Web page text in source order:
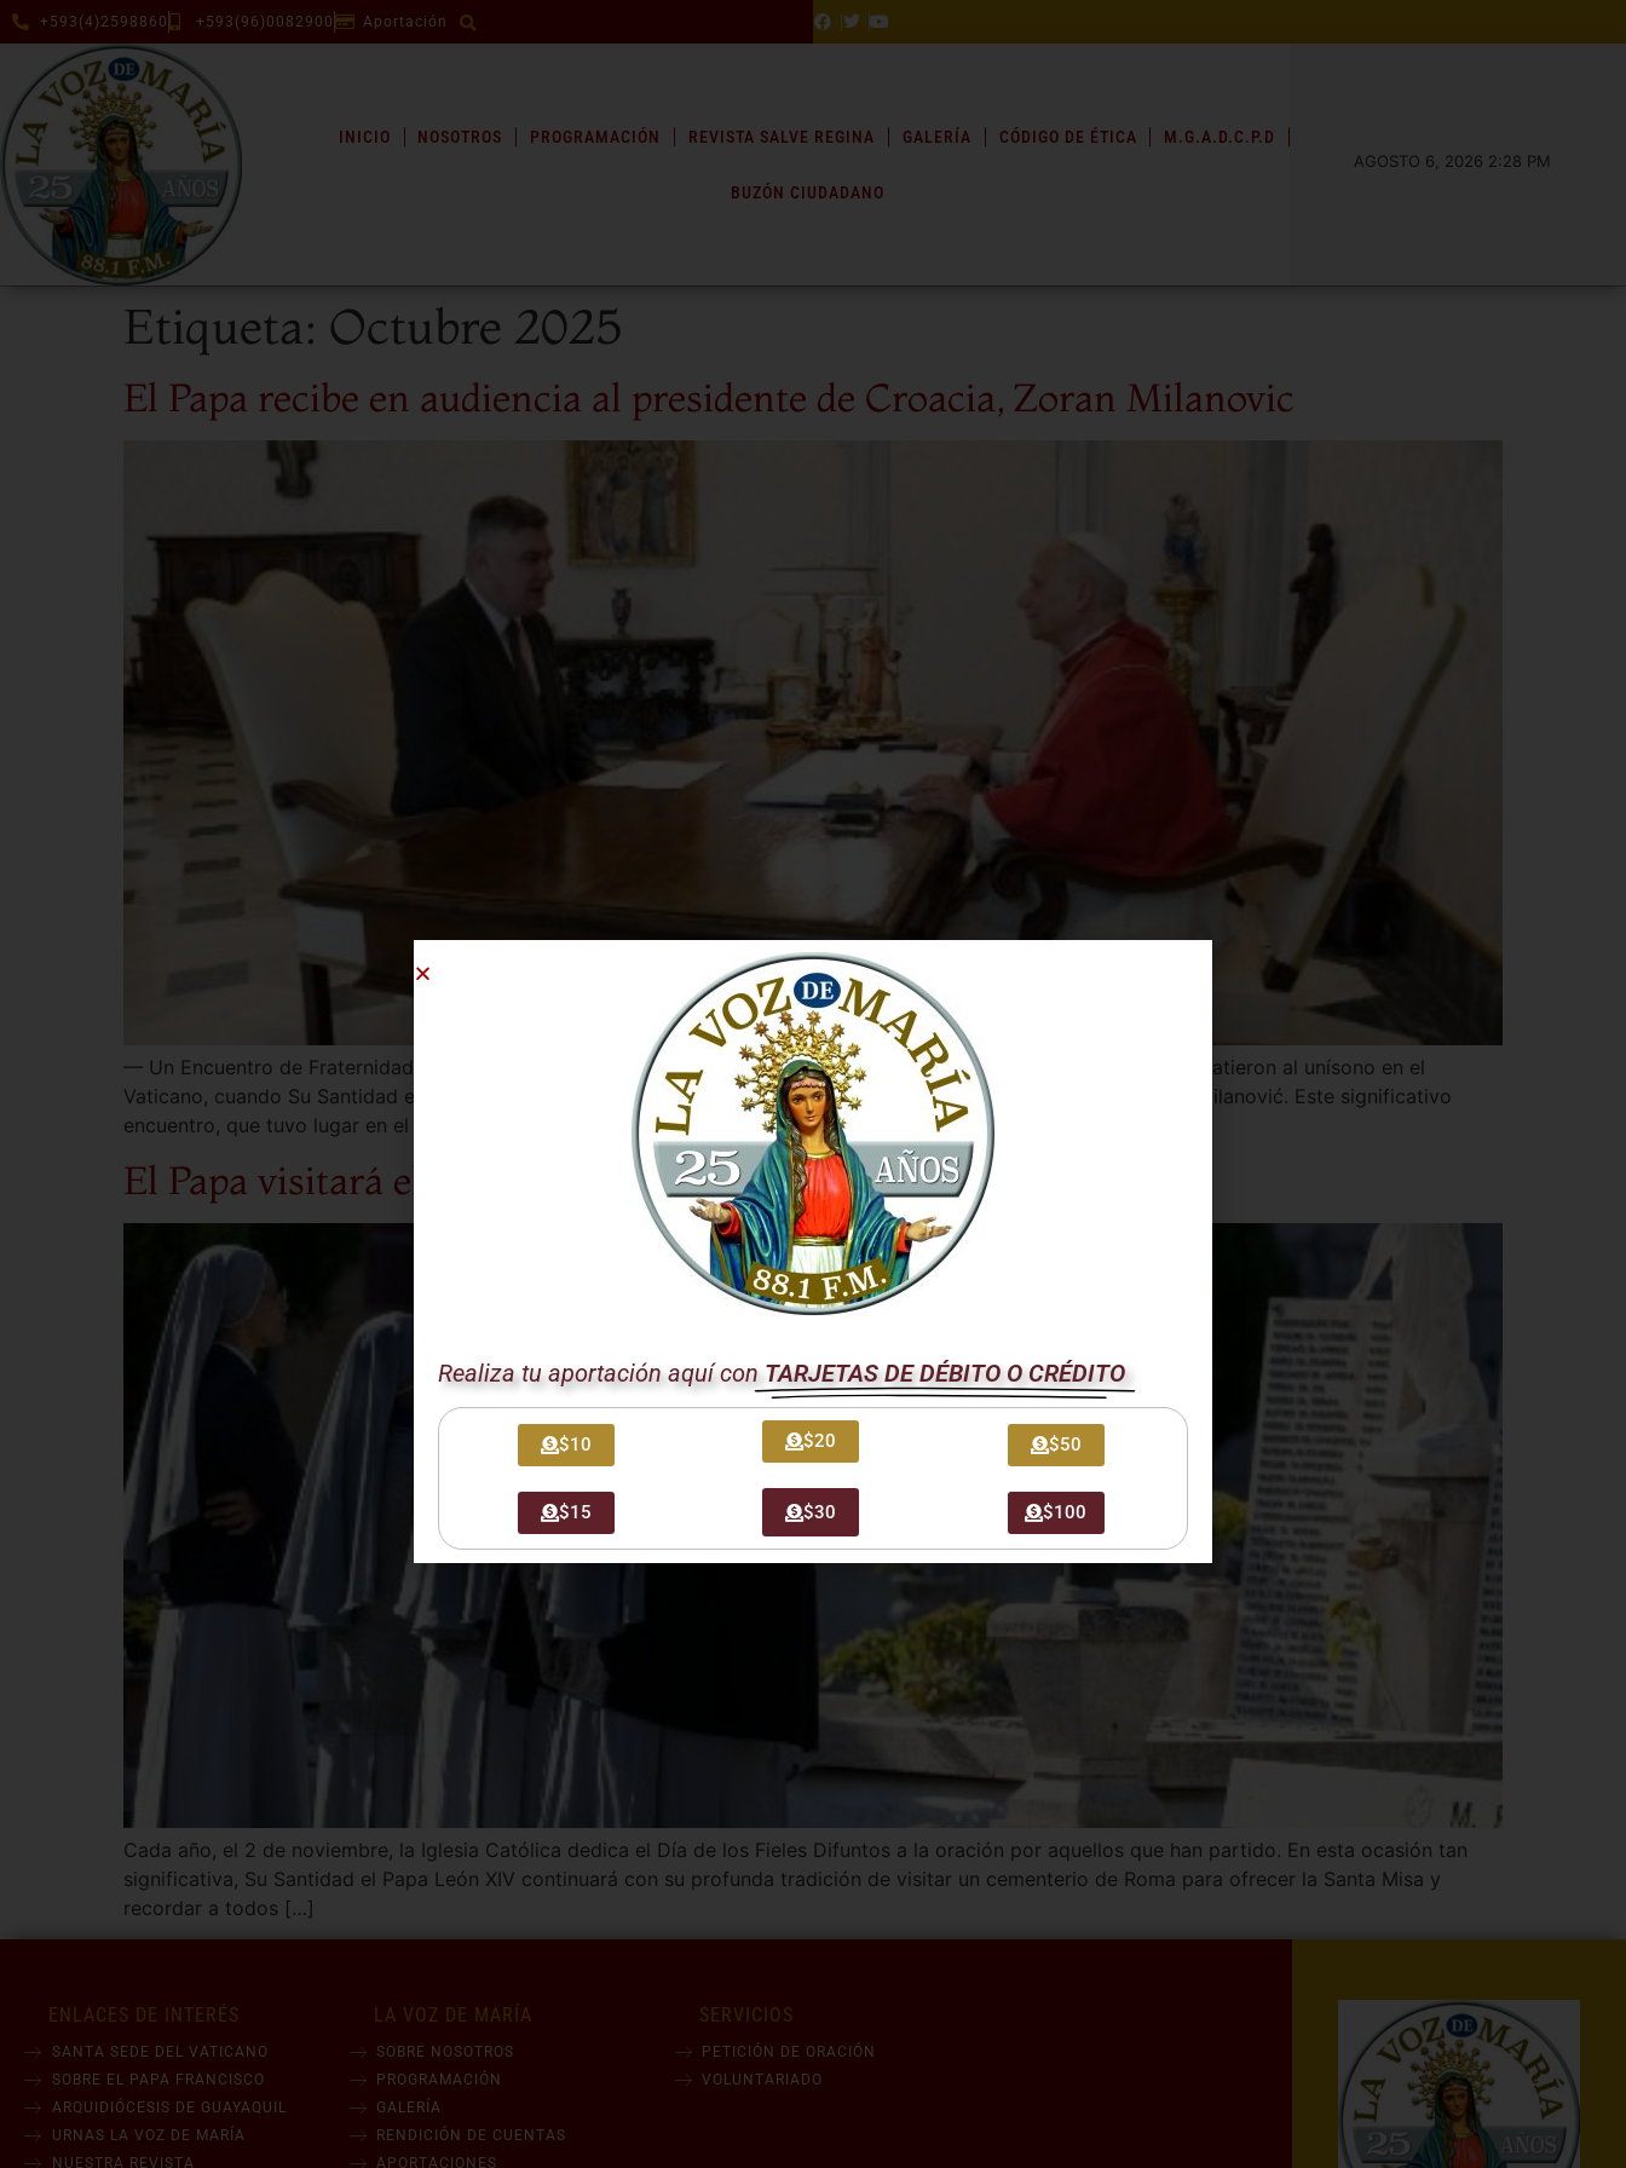
+593(4)2598860 +593(96)0082900 Aportación
INICIO NOSOTROS PROGRAMACIÓN REVISTA SALVE REGINA GALERÍA CÓDIGO DE ÉTICA M.G.A.D.C.P.D
BUZÓN CIUDADANO
AGOSTO 6, 2026 2:28 PM
Etiqueta: Octubre 2025
El Papa recibe en audiencia al presidente de Croacia, Zoran Milanovic
— Un Encuentro de Fraternidad y Diplomacia en el Vaticano El corazón de la fe católica y la diplomacia internacional latieron al unísono en el
Vaticano, cuando Su Santidad el Papa León XIV recibió en audiencia al Presidente de la República de Croacia, Zoran Milanović. Este significativo
encuentro, que tuvo lugar en el Palacio Apostólico, […]
El Papa visitará el cementerio de Roma el día de los difuntos
Cada año, el 2 de noviembre, la Iglesia Católica dedica el Día de los Fieles Difuntos a la oración por aquellos que han partido. En esta ocasión tan
significativa, Su Santidad el Papa León XIV continuará con su profunda tradición de visitar un cementerio de Roma para ofrecer la Santa Misa y
recordar a todos […]
ENLACES DE INTERÉS
SANTA SEDE DEL VATICANO
SOBRE EL PAPA FRANCISCO
ARQUIDIÓCESIS DE GUAYAQUIL
URNAS LA VOZ DE MARÍA
NUESTRA REVISTA
LA VOZ DE MARÍA
SOBRE NOSOTROS
PROGRAMACIÓN
GALERÍA
RENDICIÓN DE CUENTAS
APORTACIONES
SERVICIOS
PETICIÓN DE ORACIÓN
VOLUNTARIADO
Realiza tu aportación aquí con TARJETAS DE DÉBITO O CRÉDITO
$10
$15
$20
$30
$50
$100